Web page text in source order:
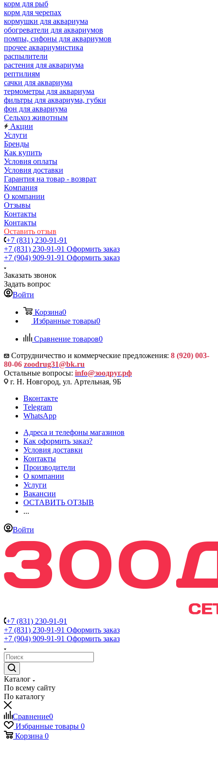
корм для рыб
корм для черепах
кормушки для аквариума
обогреватели для аквариумов
помпы, сифоны для аквариумов
прочее аквариумистика
распылители
растения для аквариума
рептилиям
сачки для аквариума
термометры для аквариума
фильтры для аквариума, губки
фон для аквариума
Сельхоз животным
Акции
Услуги
Бренды
Как купить
Условия оплаты
Условия доставки
Гарантия на товар - возврат
Компания
О компании
Отзывы
Контакты
Контакты
Оставить отзыв
+7 (831) 230-91-91
+7 (831) 230-91-91 Оформить заказ
+7 (904) 909-91-91 Оформить заказ
Заказать звонок
Задать вопрос
Войти
Корзина0
Избранные товары0
Сравнение товаров0
Сотрудничество и коммерческие предложения: 8 (920) 003-
80-06 zoodrug31@bk.ru
Остальные вопросы: info@зоодруг.рф
г. Н. Новгород, ул. Артельная, 9Б
Вконтакте
Telegram
WhatsApp
Адреса и телефоны магазинов
Как оформить заказ?
Условия доставки
Контакты
Производители
О компании
Услуги
Вакансии
ОСТАВИТЬ ОТЗЫВ
...
Войти
+7 (831) 230-91-91
+7 (831) 230-91-91 Оформить заказ
+7 (904) 909-91-91 Оформить заказ
Каталог
По всему сайту
По каталогу
Сравнение0
Избранные товары 0
Корзина 0